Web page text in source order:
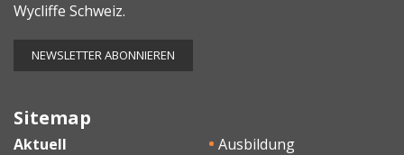
Wycliffe Schweiz.
Sitemap
Aktuell
Ausbildung